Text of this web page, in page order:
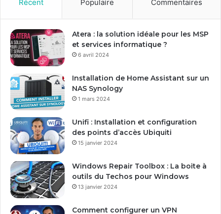
Récent Populaire Commentaires
Atera : la solution idéale pour les MSP
et services informatique ?
6 avril 2024
Installation de Home Assistant sur un
NAS Synology
1 mars 2024
Unifi : Installation et configuration
des points d’accès Ubiquiti
15 janvier 2024
Windows Repair Toolbox : La boite à
outils du Techos pour Windows
13 janvier 2024
Comment configurer un VPN